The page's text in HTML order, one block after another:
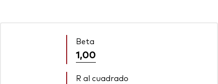
Beta
1,00
R al cuadrado